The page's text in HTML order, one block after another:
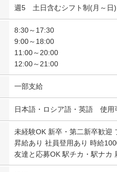
週5 土日含むシフト制(月～日)
8:30～17:30
9:00～18:00
11:00～20:00
12:00～21:00
一部支給
日本語・ロシア語・英語 使用
未経験OK 新卒・第二新卒歓迎
昇給あり 社員登用あり 時給
友達と応募OK 駅チカ・駅ナカ